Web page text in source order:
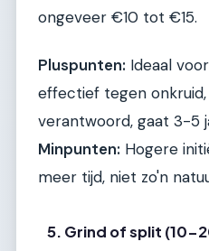
ongeveer €10 tot €15.
Pluspunten: Ideaal
effectief tegen
verantwoord, gaat 3-5
Minpunten: Hogere
meer tijd, niet zo'n
5. Grind of split (10-